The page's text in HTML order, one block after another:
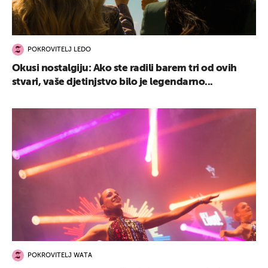
POKROVITELJ LEDO
Okusi nostalgiju: Ako ste radili barem tri od ovih
stvari, vaše djetinjstvo bilo je legendarno...
POKROVITELJ WATA